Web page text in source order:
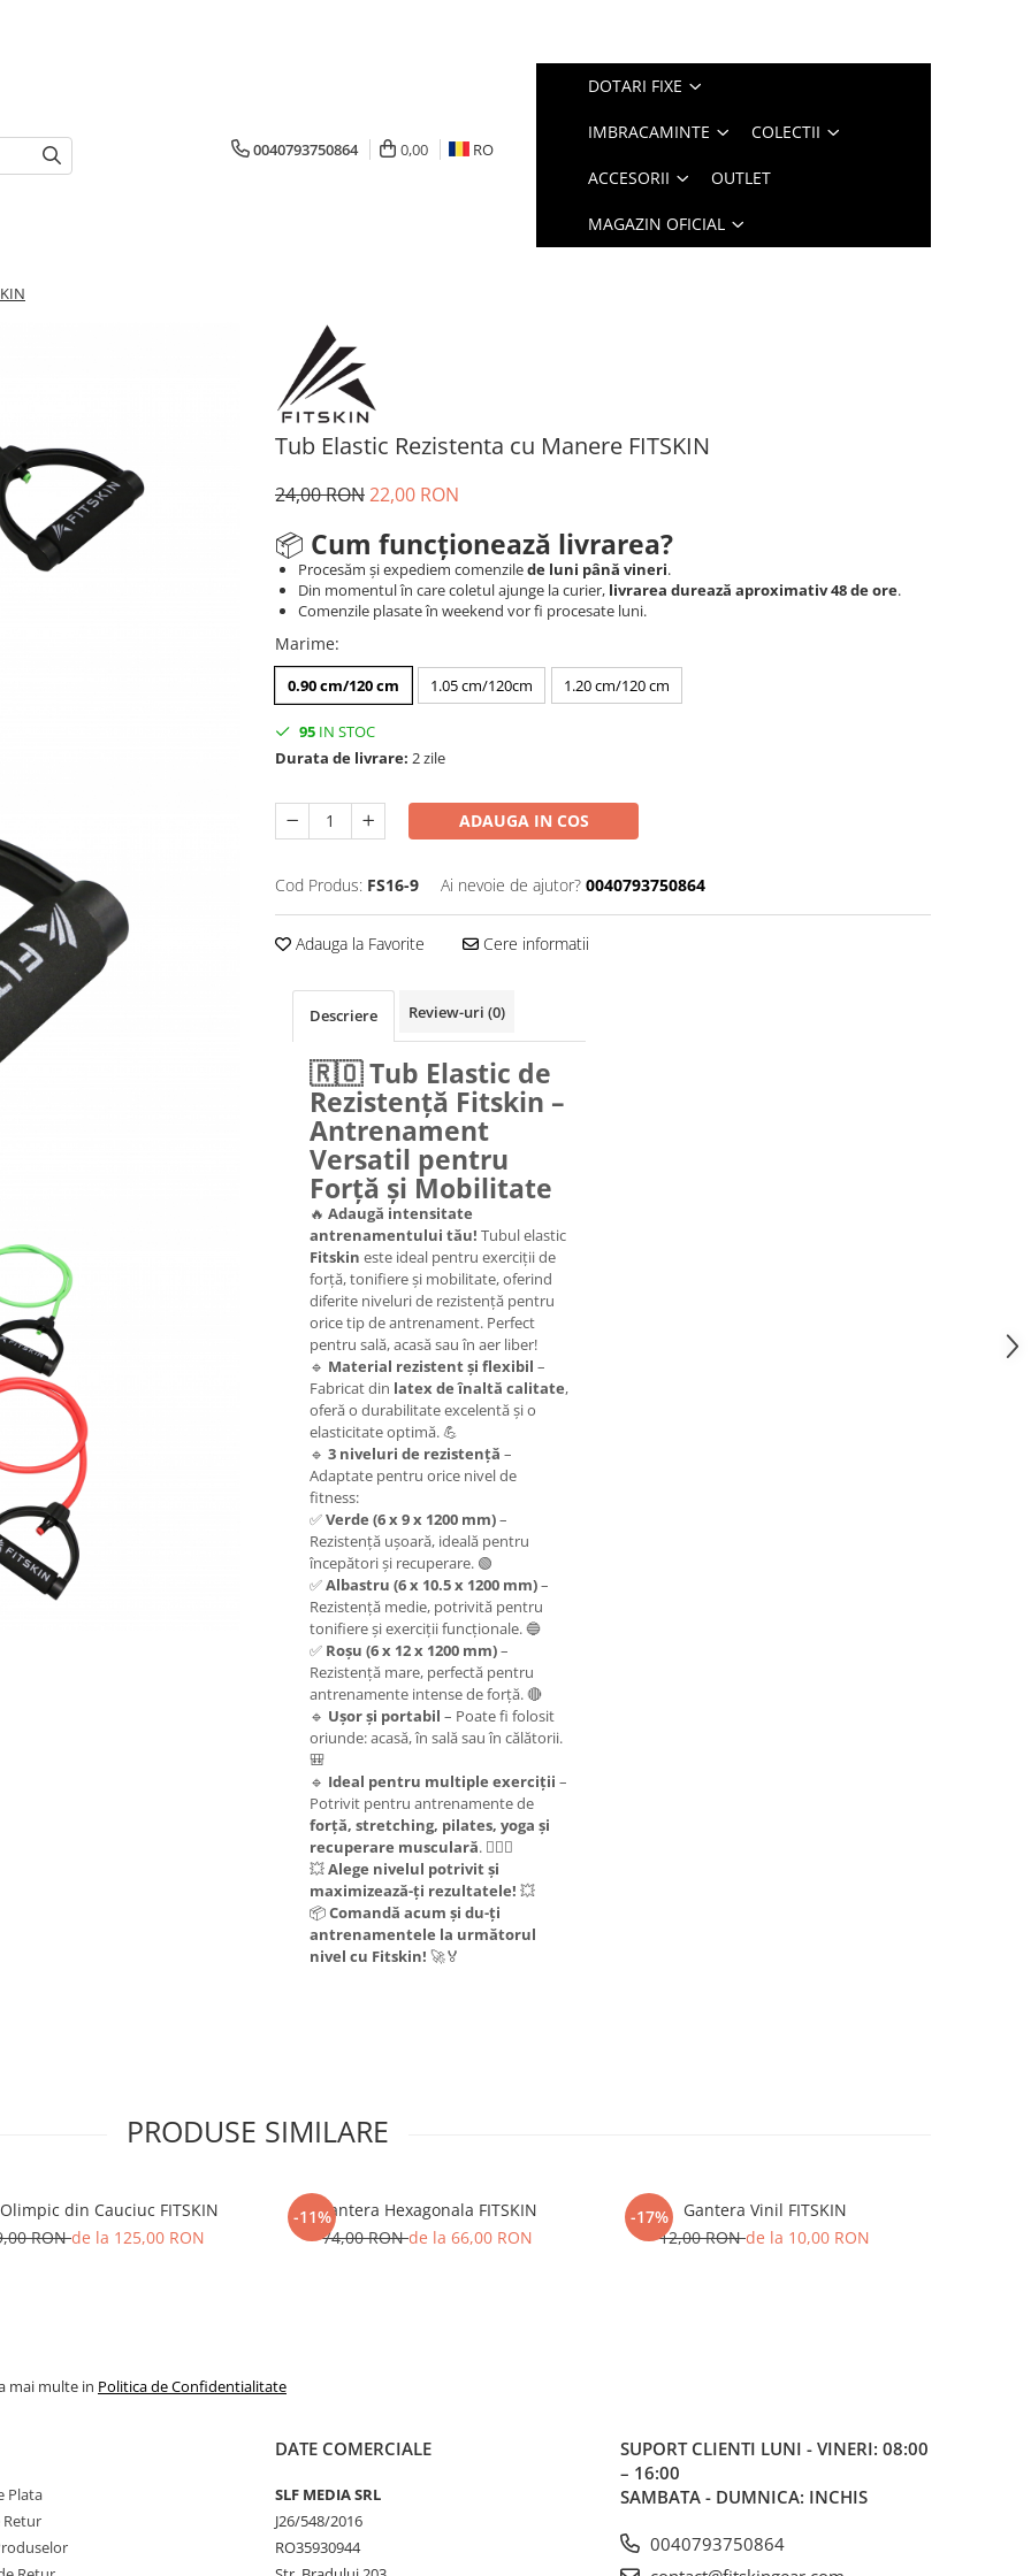
0040793750864 0,00 RO
DOTARI FIXE
IMBRACAMINTE COLECTII
ACCESORII OUTLET
MAGAZIN OFICIAL
Tub Elastic Rezistenta cu Manere FITSKIN
24,00 RON22,00 RON
📦 Cum funcționează livrarea?
Procesăm și expediem comenzilede luni până vineri.
Din momentul în care coletul ajunge la curier, livrarea durează aproximativ 48 de ore.
Comenzile plasate în weekend vor fi procesate luni.
Marime:
0.90 cm/120 cm 1.05 cm/120cm 1.20 cm/120 cm
95 IN STOC
Durata de livrare: 2 zile
ADAUGA IN COS
Cod Produs: FS16-9 Ai nevoie de ajutor? 0040793750864
Adauga la Favorite Cere informatii
Descriere Review-uri (0)
🇷🇴Tub Elastic de
Rezistență Fitskin –
Antrenament
Versatil pentru
Forță și Mobilitate
🔥 Adaugă intensitate
antrenamentului tău! Tubul elastic
Fitskin este ideal pentru exerciții de
forță, tonifiere și mobilitate, oferind
diferite niveluri de rezistență pentru
orice tip de antrenament. Perfect
pentru sală, acasă sau în aer liber!
🔹 Material rezistent și flexibil –
Fabricat din latex de înaltă calitate,
oferă o durabilitate excelentă și o
elasticitate optimă. 💪
🔹 3 niveluri de rezistență –
Adaptate pentru orice nivel de
fitness:
✅Verde (6 x 9 x 1200 mm)–
Rezistență ușoară, ideală pentru
începători și recuperare. 🟢
✅Albastru (6 x 10.5 x 1200 mm)–
Rezistență medie, potrivită pentru
tonifiere și exerciții funcționale. 🔵
✅ Roșu (6 x 12 x 1200 mm)–
Rezistență mare, perfectă pentru
antrenamente intense de forță. 🔴
🔹 Ușor și portabil – Poate fi folosit
oriunde: acasă, în sală sau în călătorii.
🎒
🔹 Ideal pentru multiple exerciții –
Potrivit pentru antrenamente de
forță, stretching, pilates, yoga și
recuperare musculară. 🏋️‍♂️🧘
💥Alege nivelul potrivit și
maximizează-ți rezultatele! 💥
📦Comandă acum și du-ți
antrenamentele la următorul
nivel cu Fitskin! 🚀🏅
PRODUSE SIMILARE
din Cauciuc FITSKIN
RONde la 125,00 RON
-11%Gantera Hexagonala FITSKIN
74,00 RONde la 66,00 RON
-17%
Gantera Vinil FITSKIN
12,00 RONde la 10,00 RON
mai multe in Politica de Confidentialitate
Plata
Retur
DATE COMERCIALE
SLF MEDIA SRL
J26/548/2016
RO35930944
SUPORT CLIENTI LUNI - VINERI: 08:00
– 16:00
SAMBATA - DUMNICA: INCHIS
0040793750864